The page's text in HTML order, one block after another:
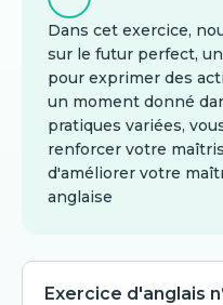
Dans cet exercice,
sur le futur perfect,
pour exprimer des
un moment donné
pratiques variées,
renforcer votre
d'améliorer votre
anglaise
Exercice d'anglais